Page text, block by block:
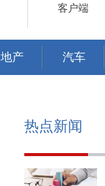
客户端
地产 汽车
热点新闻